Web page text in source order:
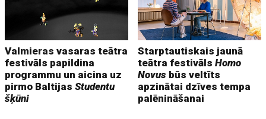
Valmieras vasaras teātra
festivāls papildina
programmu un aicina uz
pirmo BaltijasStudentu
šķūni
Starptautiskais jaunā
teātra festivālsHomo
Novus būs veltīts
apzinātai dzīves tempa
palēnināšanai